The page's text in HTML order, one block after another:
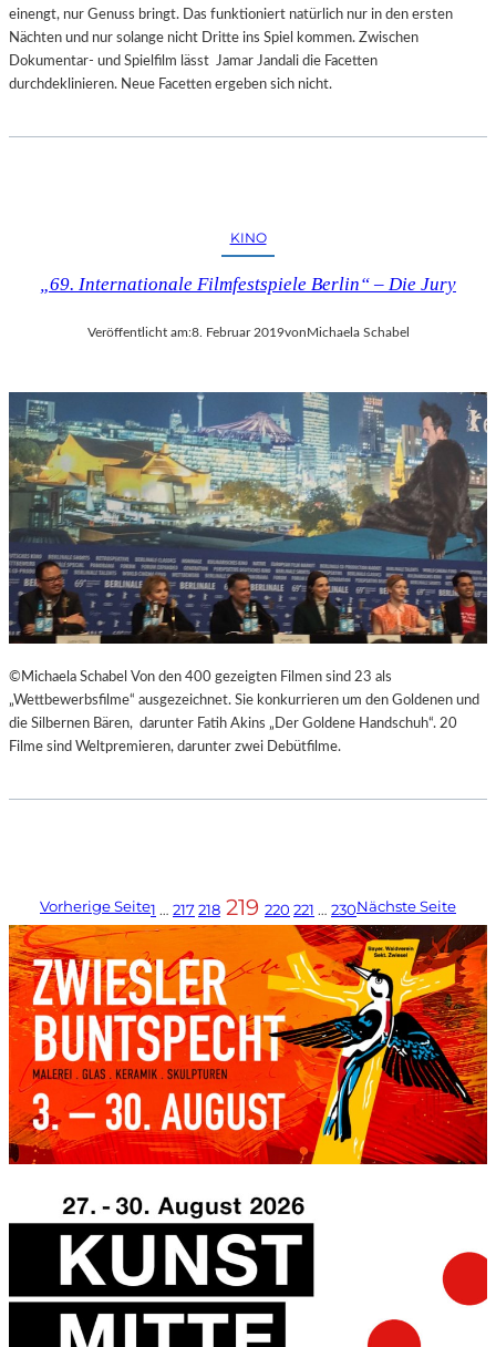
einengt, nur Genuss bringt. Das funktioniert natürlich nur in den ersten
Nächten und nur solange nicht Dritte ins Spiel kommen. Zwischen
Dokumentar- und Spielfilm lässt Jamar Jandali die Facetten
durchdeklinieren. Neue Facetten ergeben sich nicht.
KINO
„69. Internationale Filmfestspiele Berlin“ – Die Jury
Veröffentlicht am:8. Februar 2019vonMichaela Schabel
©Michaela Schabel Von den 400 gezeigten Filmen sind 23 als
„Wettbewerbsfilme“ ausgezeichnet. Sie konkurrieren um den Goldenen und
die Silbernen Bären, darunter Fatih Akins „Der Goldene Handschuh“. 20
Filme sind Weltpremieren, darunter zwei Debütfilme.
Vorherige Seite1 … 217218 219 220 221 … 230Nächste Seite